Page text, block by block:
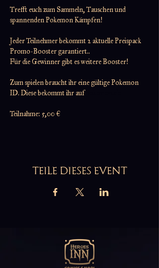
Trefft euch zum Sammeln, Tauschen und
spannenden Pokemon Kämpfen!
Jeder Teilnehmer bekommt 2 aktuelle Preispack
Promo-Booster garantiert..
Für die Gewinner gibt es weitere Booster!
Zum spielen braucht ihr eine gültige Pokemon
ID. Diese bekommt ihr auf
Teilnahme: 5,00 €
TEILE DIESES EVENT